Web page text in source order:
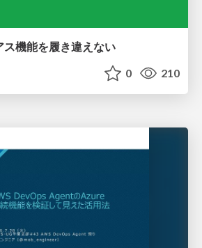
ス機能を履き違えない
0 210